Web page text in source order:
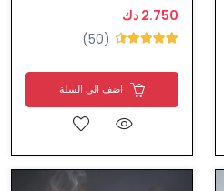
2.750 دك
(50)
اضف الى السلة